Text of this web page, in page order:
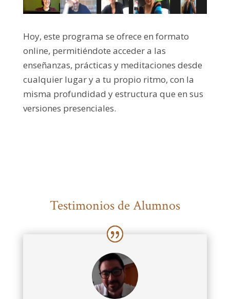
Hoy, este programa se ofrece en formato
online, permitiéndote acceder a las
enseñanzas, prácticas y meditaciones desde
cualquier lugar y a tu propio ritmo, con la
misma profundidad y estructura que en sus
versiones presenciales.
Testimonios de Alumnos